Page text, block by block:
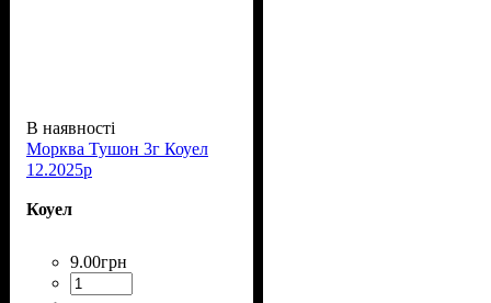
В наявності
Морква Тушон 3г Коуел
12.2025р
Коуел
9.00грн